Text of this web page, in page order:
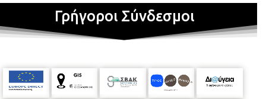
Γρήγοροι Σύνδεσμοι